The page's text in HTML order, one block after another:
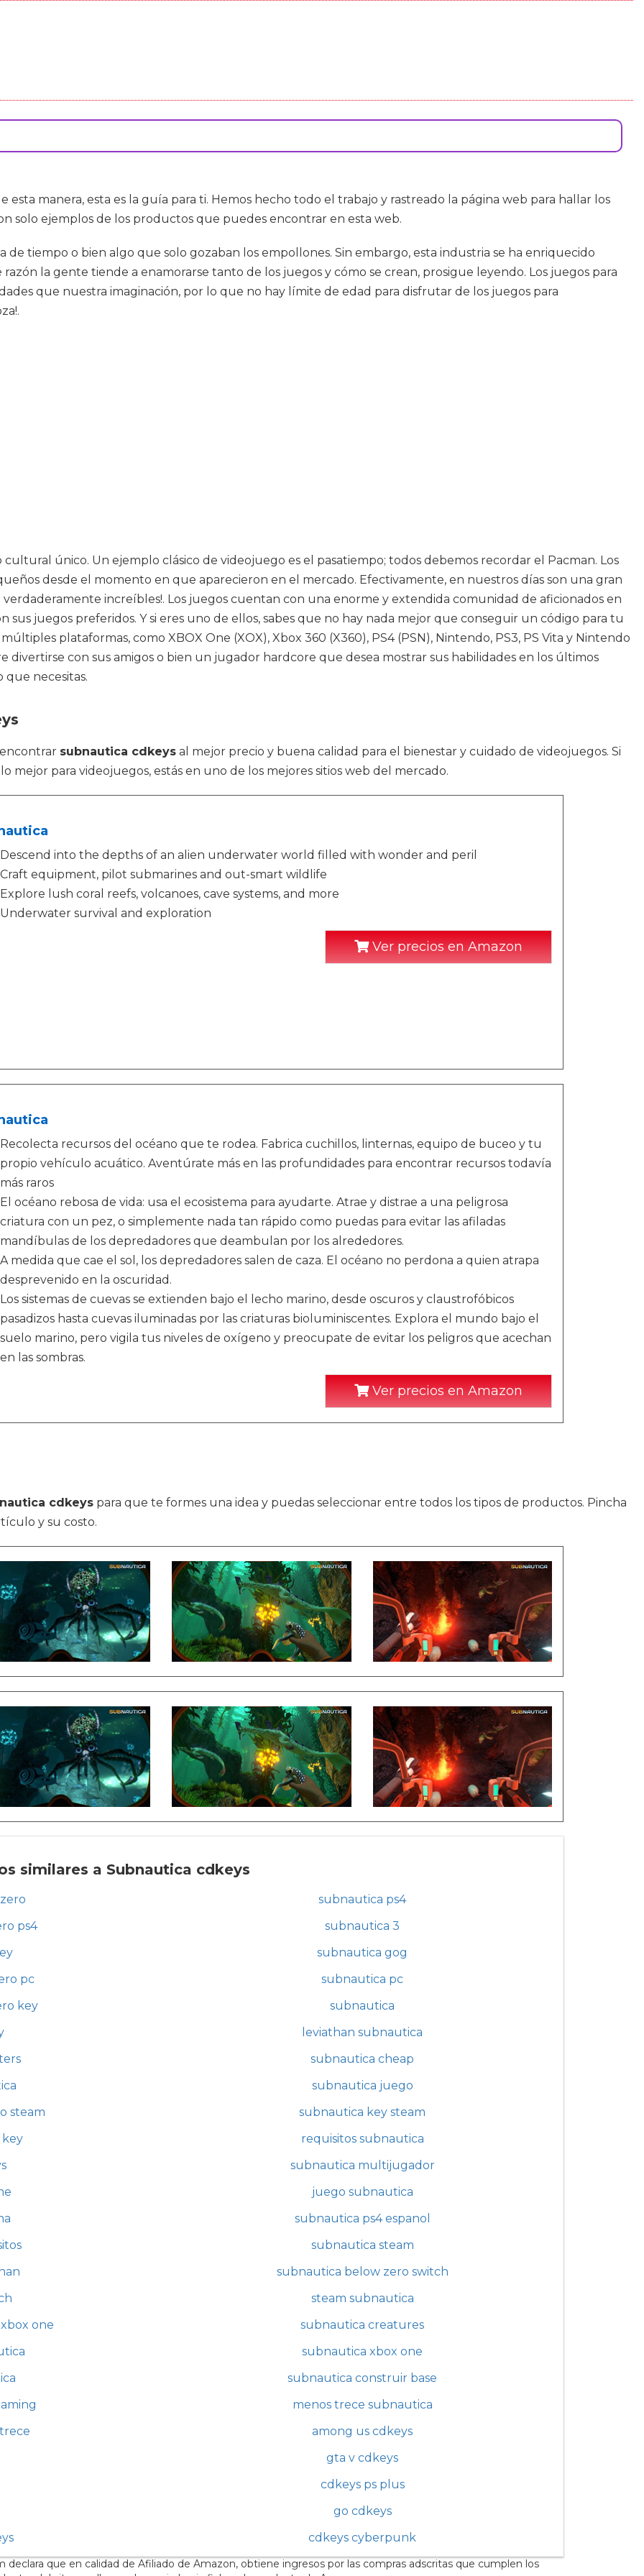
esta manera, esta es la guía para ti. Hemos hecho todo el trabajo y rastreado la página web para hallar los
solo ejemplos de los productos que puedes encontrar en esta web.
de tiempo o bien algo que solo gozaban los empollones. Sin embargo, esta industria se ha enriquecido
la gente tiende a enamorarse tanto de los juegos y cómo se crean, prosigue leyendo. Los juegos para
que nuestra imaginación, por lo que no hay límite de edad para disfrutar de los juegos para
único. Un ejemplo clásico de videojuego es el pasatiempo; todos debemos recordar el Pacman. Los
desde el momento en que aparecieron en el mercado. Efectivamente, en nuestros días son una gran
increíbles!. Los juegos cuentan con una enorme y extendida comunidad de aficionados en
sus juegos preferidos. Y si eres uno de ellos, sabes que no hay nada mejor que conseguir un código para tu
plataformas, como XBOX One (XOX), Xbox 360 (X360), PS4 (PSN), Nintendo, PS3, PS Vita y Nintendo
divertirse con sus amigos o bien un jugador hardcore que desea mostrar sus habilidades en los últimos
necesitas.
subnautica cdkeys al mejor precio y buena calidad para el bienestar y cuidado de videojuegos. Si
para videojuegos, estás en uno de los mejores sitios web del mercado.
Descend into the depths of an alien underwater world filled with wonder and peril
Craft equipment, pilot submarines and out-smart wildlife
Explore lush coral reefs, volcanoes, cave systems, and more
Underwater survival and exploration
Ver precios en Amazon
Recolecta recursos del océano que te rodea. Fabrica cuchillos, linternas, equipo de buceo y tu
propio vehículo acuático. Aventúrate más en las profundidades para encontrar recursos todavía
más raros
El océano rebosa de vida: usa el ecosistema para ayudarte. Atrae y distrae a una peligrosa
criatura con un pez, o simplemente nada tan rápido como puedas para evitar las afiladas
mandíbulas de los depredadores que deambulan por los alrededores.
A medida que cae el sol, los depredadores salen de caza. El océano no perdona a quien atrapa
desprevenido en la oscuridad.
Los sistemas de cuevas se extienden bajo el lecho marino, desde oscuros y claustrofóbicos
pasadizos hasta cuevas iluminadas por las criaturas bioluminiscentes. Explora el mundo bajo el
suelo marino, pero vigila tus niveles de oxígeno y preocupate de evitar los peligros que acechan
en las sombras.
Ver precios en Amazon
cdkeys para que te formes una idea y puedas seleccionar entre todos los tipos de productos. Pincha
y su costo.
similares a Subnautica cdkeys
subnautica ps4
ps4
subnautica 3
subnautica gog
pc
subnautica pc
key
subnautica
leviathan subnautica
subnautica cheap
subnautica juego
steam
subnautica key steam
key
requisitos subnautica
subnautica multijugador
juego subnautica
subnautica ps4 espanol
subnautica steam
subnautica below zero switch
steam subnautica
one
subnautica creatures
subnautica xbox one
subnautica construir base
menos trece subnautica
among us cdkeys
gta v cdkeys
cdkeys ps plus
go cdkeys
cdkeys cyberpunk
que en calidad de Afiliado de Amazon, obtiene ingresos por las compras adscritas que cumplen los